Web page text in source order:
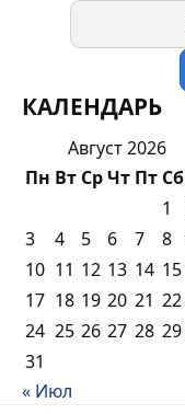
КАЛЕНДАРЬ
Август 2026
Пн Вт СрЧт Пт Сб
1
3
4 5 6 7 8
10 11 12 13 14 15
17 18 19 20 21 22
24 25 26 27 28 29
31
« Июл